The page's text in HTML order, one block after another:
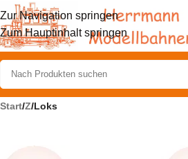
Zur Navigation springen
Zum Hauptinhalt springen
Start/Z/Loks